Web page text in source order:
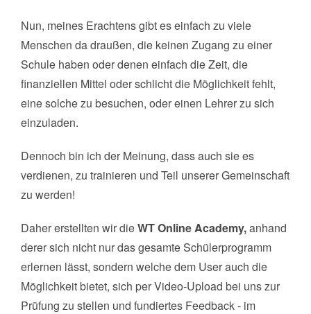
Nun, meines Erachtens gibt es einfach zu viele
Menschen da draußen, die keinen Zugang zu einer
Schule haben oder denen einfach die Zeit, die
finanziellen Mittel oder schlicht die Möglichkeit fehlt,
eine solche zu besuchen, oder einen Lehrer zu sich
einzuladen.
Dennoch bin ich der Meinung, dass auch sie es
verdienen, zu trainieren und Teil unserer Gemeinschaft
zu werden!
Daher erstellten wir dieWT Online Academy,anhand
derer sich nicht nur das gesamte Schülerprogramm
erlernen lässt, sondern welche dem User auch die
Möglichkeit bietet, sich per Video-Upload bei uns zur
Prüfung zu stellen und fundiertes Feedback - im